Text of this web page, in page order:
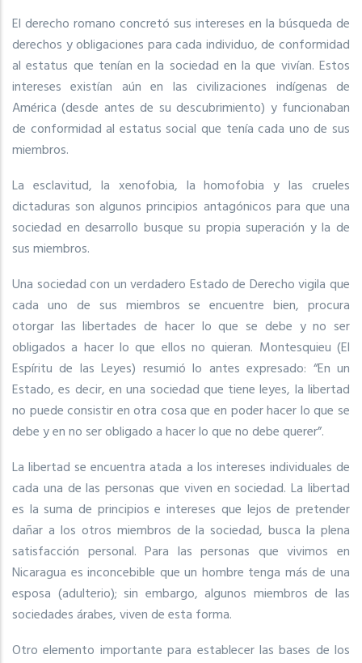
El derecho romano concretó sus intereses en la búsqueda de
derechos y obligaciones para cada individuo, de conformidad
al estatus que tenían en la sociedad en la que vivían. Estos
intereses existían aún en las civilizaciones indígenas de
América (desde antes de su descubrimiento) y funcionaban
de conformidad al estatus social que tenía cada uno de sus
miembros.
La esclavitud, la xenofobia, la homofobia y las crueles
dictaduras son algunos principios antagónicos para que una
sociedad en desarrollo busque su propia superación y la de
sus miembros.
Una sociedad con un verdadero Estado de Derecho vigila que
cada uno de sus miembros se encuentre bien, procura
otorgar las libertades de hacer lo que se debe y no ser
obligados a hacer lo que ellos no quieran. Montesquieu (El
Espíritu de las Leyes) resumió lo antes expresado: “En un
Estado, es decir, en una sociedad que tiene leyes, la libertad
no puede consistir en otra cosa que en poder hacer lo que se
debe y en no ser obligado a hacer lo que no debe querer”.
La libertad se encuentra atada a los intereses individuales de
cada una de las personas que viven en sociedad. La libertad
es la suma de principios e intereses que lejos de pretender
dañar a los otros miembros de la sociedad, busca la plena
satisfacción personal. Para las personas que vivimos en
Nicaragua es inconcebible que un hombre tenga más de una
esposa (adulterio); sin embargo, algunos miembros de las
sociedades árabes, viven de esta forma.
Otro elemento importante para establecer las bases de los